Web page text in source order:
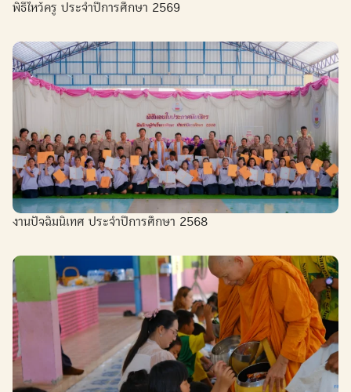
พิธีไหว้ครู ประจำปีการศึกษา 2569
งานปัจฉิมนิเทศ ประจำปีการศึกษา 2568